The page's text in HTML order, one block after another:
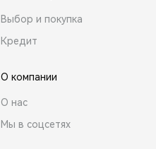
Выбор и покупка
Кредит
О компании
О нас
Мы в соцсетях